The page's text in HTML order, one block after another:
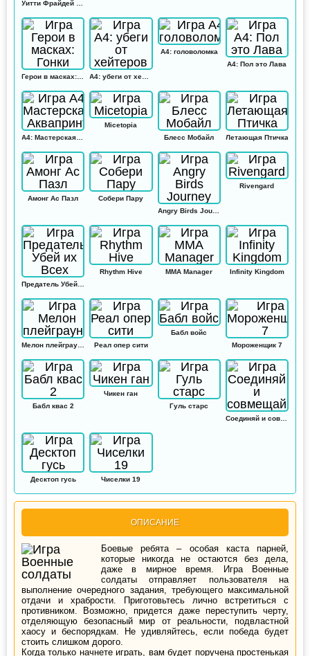
ОПИСАНИЕ
Боевые ребята – особая каста парней,
которые никогда не остаются без дела,
даже в мирное время. Игра Военные
солдаты отправляет пользователя на
выполнение очередного задания, требующего максимальной
отдачи и храбрости. Приготовьтесь лично встретиться с
противником. Возможно, придется даже переступить черту,
отделяющую безопасный мир от реальности, подвластной
хаосу и беспорядкам. Не удивляйтесь, если победа будет
стоить слишком дорого.
Когда только начнете играть, вам будет поручена простенькая
А4: головоломка
А4: Пол это Лава
Micetopia
Блесс Мобайл
Летающая Птичка
Амонг Ас Пазл
Собери Пару
Angry Birds Journey
Rivengard
Rhythm Hive MMA Manager Infinity Kingdom
Реал опер сити
Бабл войс
Мороженщик 7
Бабл квас 2
Чикен ган
Гуль старс
Соединяй и совмещай
Десктоп гусь Чиселки 19